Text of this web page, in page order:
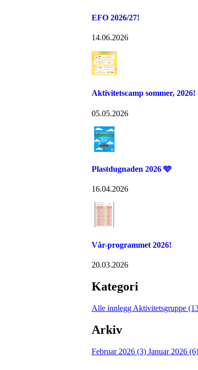
EFO 2026/27!
14.06.2026
Aktivitetscamp sommer, 2026!
05.05.2026
Plastdugnaden 2026 🩵
16.04.2026
Vår-programmet 2026!
20.03.2026
Kategori
Alle innlegg Aktivitetsgruppe
Arkiv
Februar 2026 (3) Januar 2026 (6)